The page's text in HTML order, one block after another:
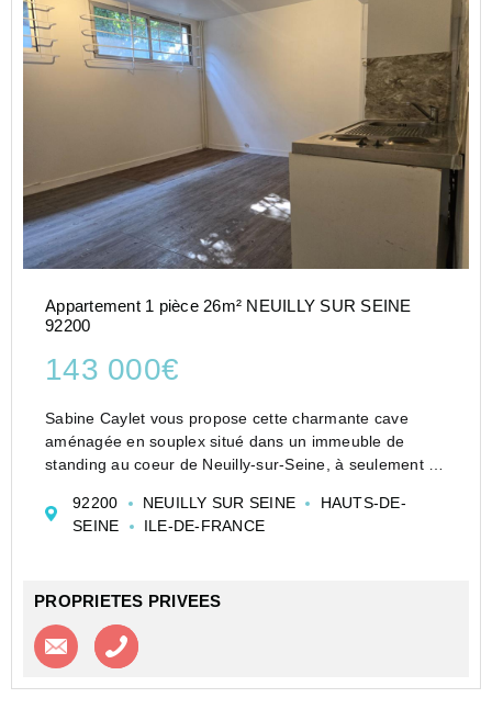
Appartement 1 pièce 26m² NEUILLY SUR SEINE
92200
143 000€
Sabine Caylet vous propose cette charmante cave
aménagée en souplex situé dans un immeuble de
standing au coeur de Neuilly-sur-Seine, à seulement 4
de l'Esplanade de La Défense et du Jardin d'Acc...
92200 NEUILLY SUR SEINE
HAUTS-DE-
SEINE
ILE-DE-FRANCE
PROPRIETES PRIVEES
Contacter l'agence